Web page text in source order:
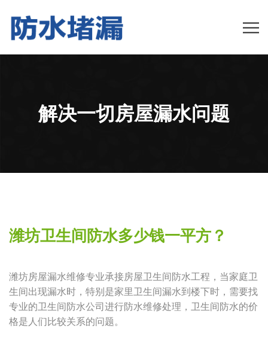
解决一切房屋漏水问题
潍坊卫生间防水多少钱一平方？
潍坊房屋漏水维修专业承接房屋卫生间防水工程，当家庭卫
生间出现漏水时，特别是家里卫生间漏水到楼下时，需要找
专业的卫生间防水公司进行防水维修处理，卫生间防水的价
格是人们比较关系的问题。